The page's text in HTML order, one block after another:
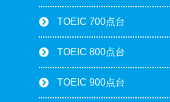
TOEIC 700点台
TOEIC 800点台
TOEIC 900点台